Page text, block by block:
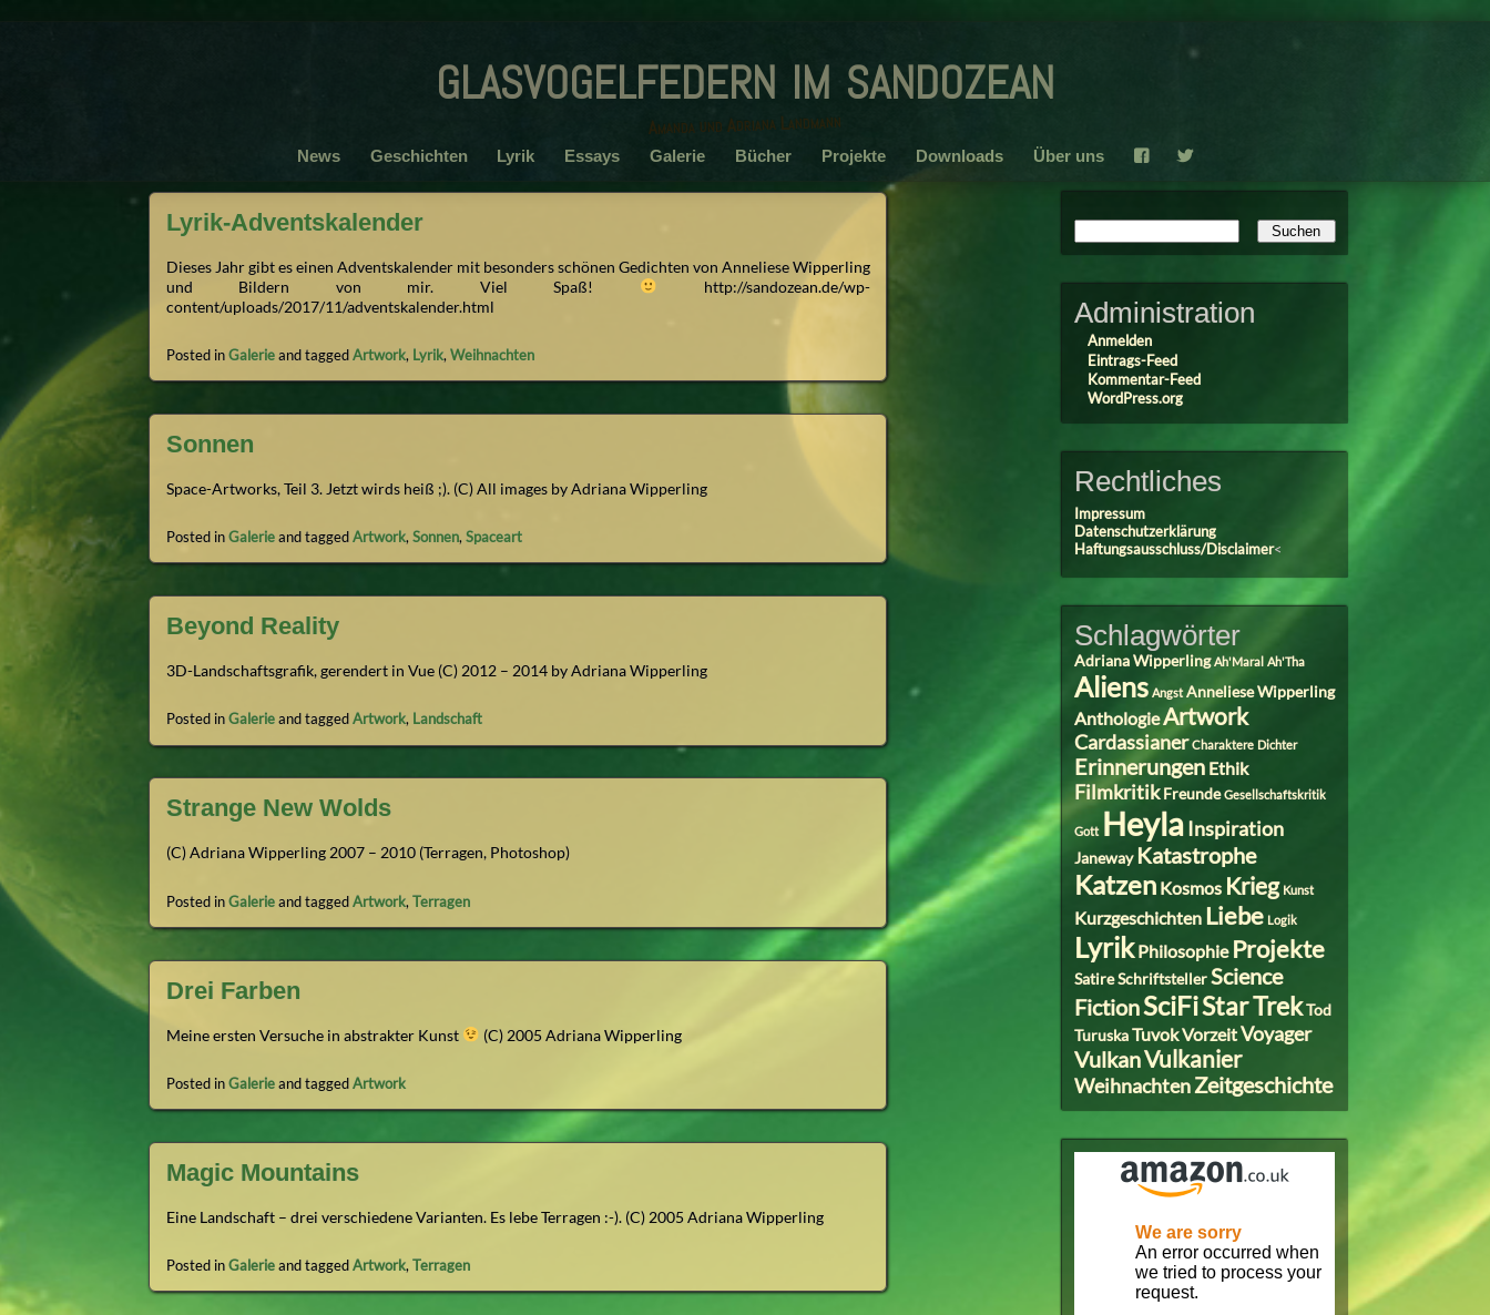
glasvogelfedern im sandozean
Amanda und Adriana Landmann
News Geschichten Lyrik Essays Galerie Bücher Projekte Downloads Über uns F T
Lyrik-Adventskalender
Dieses Jahr gibt es einen Adventskalender mit besonders schönen Gedichten von Anneliese Wipperling
und Bildern von mir. Viel Spaß!
http://sandozean.de/wp-
content/uploads/2017/11/adventskalender.html
Posted inGalerieand taggedArtwork, Lyrik, Weihnachten
Sonnen
Space-Artworks, Teil 3. Jetzt wirds heiß ;). (C) All images by Adriana Wipperling
Posted inGalerieand taggedArtwork,Sonnen,Spaceart
Beyond Reality
3D-Landschaftsgrafik, gerendert in Vue (C) 2012 – 2014 by Adriana Wipperling
Posted inGalerieand taggedArtwork, Landschaft
Strange New Wolds
(C) Adriana Wipperling 2007 – 2010 (Terragen, Photoshop)
Posted inGalerieand taggedArtwork, Terragen
Drei Farben
Meine ersten Versuche in abstrakter Kunst (C) 2005 Adriana Wipperling
Posted inGalerieand taggedArtwork
Magic Mountains
Eine Landschaft – drei verschiedene Varianten. Es lebe Terragen :-). (C) 2005 Adriana Wipperling
Posted inGalerieand taggedArtwork, Terragen
Administration
Anmelden
Eintrags-Feed
Kommentar-Feed
WordPress.org
Rechtliches
Impressum
Datenschutzerklärung
Haftungsausschluss/Disclaimer<
Schlagwörter
Adriana Wipperling Ah'Maral Ah'Tha
Aliens Angst Anneliese Wipperling
AnthologieArtwork
Cardassianer Charaktere Dichter
Erinnerungen Ethik
Filmkritik Freunde Gesellschaftskritik
Gott HeylaInspiration
Janeway Katastrophe
Katzen Kosmos Krieg Kunst
Kurzgeschichten Liebe Logik
LyrikPhilosophie Projekte
SatireSchriftsteller Science
FictionSciFiStar TrekTod
Turuska TuvokVorzeitVoyager
VulkanVulkanier
WeihnachtenZeitgeschichte